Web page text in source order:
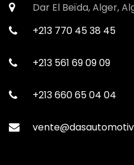
Dar El Beïda, Alger,
+213 770 45 38 45
+213 561 69 09 09
+213 660 65 04 04